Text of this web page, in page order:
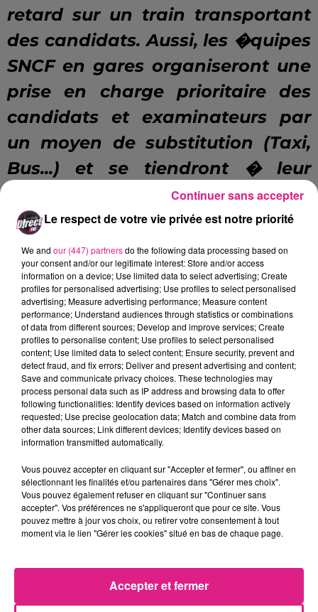
retard sur un train transportant
des candidats. Aussi, les �quipes
SNCF en gares organiseront une
prise en charge prioritaire des
candidats et examinateurs par
un moyen de substitution (Taxi,
Bus...) et se tiendront � leur
disposition pour les orienter vers
les centres d'examens � leur
arriv�e" . En cas de retard�suite
� des difficult�s
d'acheminement, le
rectorat�permettra l'admission
de candidats jusqu'� 1h apr�s le
d�but normal de l'�preuve.
Le dispositif sera activ� dans les
gares de�Conflans - Jarny, Epinal,
Metz, Nancy et Thionville
, les jours
de gr�ve, soit :
Jeudi 24 mai 2018
Mardi 29 mai 2018
Le respect de votre vie privée est notre priorité
We and our (447) partnersdo the following data processing based on
your consent and/or our legitimate interest: Store and/or access
information on a device; Use limited data to select advertising; Create
profiles for personalised advertising; Use profiles to select personalised
advertising; Measure advertising performance; Measure content
performance; Understand audiences through statistics or combinations
of data from different sources; Develop and improve services; Create
profiles to personalise content; Use profiles to select personalised
content; Use limited data to select content; Ensure security, prevent and
detect fraud, and fix errors; Deliver and present advertising and content;
Save and communicate privacy choices. These technologies may
process personal data such as IP address and browsing data to offer
following functionalities: Identify devices based on information actively
requested; Use precise geolocation data; Match and combine data from
other data sources; Link different devices; Identify devices based on
information transmitted automatically.
Vous pouvez accepter en cliquant sur "Accepter et fermer", ou affiner en
sélectionnant les finalités et/ou partenaires dans "Gérer mes choix".
Vous pouvez également refuser en cliquant sur "Continuer sans
accepter". Vos préférences ne s'appliqueront que pour ce site. Vous
pouvez mettre à jour vos choix, ou retirer votre consentement à tout
moment via le lien "Gérer les cookies" situé en bas de chaque page.
Accepter et fermer
Continuer sans accepter